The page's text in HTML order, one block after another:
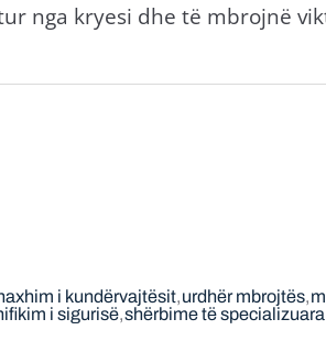
nga kryesi dhe të mbrojnë
i kundërvajtësit urdhër mbrojtës
i sigurisë shërbime të